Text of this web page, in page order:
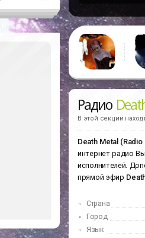
Радио
В этой секции
Death Metal (Radio
интернет радио
исполнителей.
прямой эфир
Страна
Город
Язык